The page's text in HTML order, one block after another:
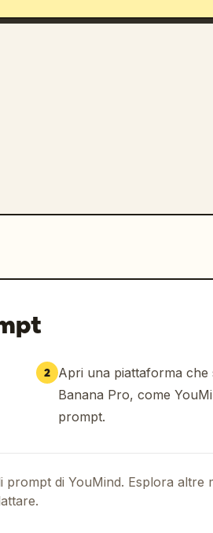
2 Apri una piattaforma che
Banana Pro, come
prompt.
di YouMind. Esplora altre